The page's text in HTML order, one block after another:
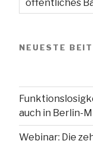
öffentliches
NEUESTE
auch in Berlin-
Webinar: Die